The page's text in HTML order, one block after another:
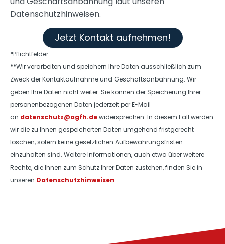
Datenschutzhinweisen.
Jetzt Kontakt aufnehmen!
*Pflichtfelder
**Wir verarbeiten und speichern Ihre Daten ausschließlich zum
Zweck der Kontaktaufnahme und Geschäftsanbahnung. Wir
geben Ihre Daten nicht weiter. Sie können der Speicherung Ihrer
personenbezogenen Daten jederzeit per E-Mail
an datenschutz@agfh.dewidersprechen. In diesem Fall werden
wir die zu Ihnen gespeicherten Daten umgehend fristgerecht
löschen, sofern keine gesetzlichen Aufbewahrungsfristen
einzuhalten sind. Weitere Informationen, auch etwa über weitere
Rechte, die Ihnen zum Schutz Ihrer Daten zustehen, finden Sie in
unseren Datenschutzhinweisen.